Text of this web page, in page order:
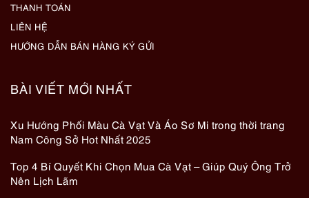
THANH TOÁN
LIÊN HỆ
HƯỚNG DẪN BÁN HÀNG KÝ GỬI
BÀI VIẾT MỚI NHẤT
Xu Hướng Phối Màu Cà Vạt Và Áo Sơ Mi trong thời trang
Nam Công Sở Hot Nhất 2025
Top 4 Bí Quyết Khi Chọn Mua Cà Vạt – Giúp Quý Ông Trở
Nên Lịch Lãm